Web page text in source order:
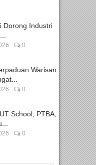
Dorong Industri
0
Warisan
0
School, PTBA,
0